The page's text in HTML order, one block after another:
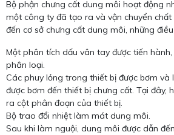
Bộ phận chưng cất dung môi hoạt động
một công ty đã tạo ra và vận chuyển
đến cơ sở chưng cất dung môi, những
Một phân tích dấu vân tay được tiến
phân loại.
Các phuy lỏng trong thiết bị được bơm và
được bơm đến thiết bị chưng cất. Tại đây,
ra cột phân đoạn của thiết bị.
Bộ trao đổi nhiệt làm mát dung môi.
Sau khi làm nguội, dung môi được dẫn